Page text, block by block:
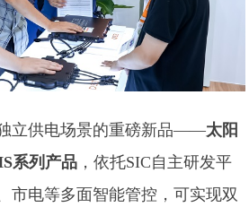
立供电场景的重磅新品——太阳
系列产品 ，依托SIC自主研发平
市电等多面智能管控，可实现双